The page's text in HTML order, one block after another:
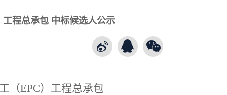
程总承包 中标候选人公示
（EPC）工程总承包